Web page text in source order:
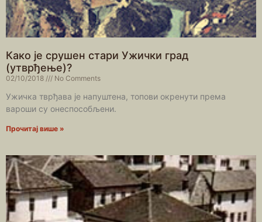
Како је срушен стари Ужички град
(утврђење)?
02/10/2018 No Comments
Ужичка тврђава је напуштена, топови окренути према
вароши су онеспособљени.
Прочитај више »